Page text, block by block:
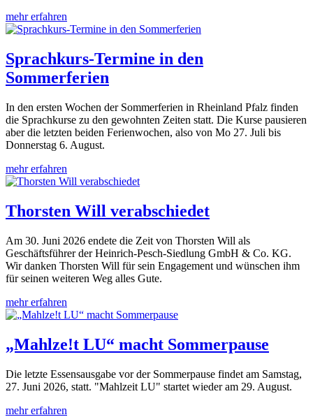
mehr erfahren
Sprachkurs-Termine in den
Sommerferien
In den ersten Wochen der Sommerferien in Rheinland Pfalz finden
die Sprachkurse zu den gewohnten Zeiten statt. Die Kurse pausieren
aber die letzten beiden Ferienwochen, also von Mo 27. Juli bis
Donnerstag 6. August.
mehr erfahren
Thorsten Will verabschiedet
Am 30. Juni 2026 endete die Zeit von Thorsten Will als
Geschäftsführer der Heinrich-Pesch-Siedlung GmbH & Co. KG.
Wir danken Thorsten Will für sein Engagement und wünschen ihm
für seinen weiteren Weg alles Gute.
mehr erfahren
„Mahlze!t LU“ macht Sommerpause
Die letzte Essensausgabe vor der Sommerpause findet am Samstag,
27. Juni 2026, statt. "Mahlzeit LU" startet wieder am 29. August.
mehr erfahren